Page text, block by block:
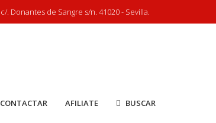
c/. Donantes de Sangre s/n. 41020 - Sevilla.
CONTACTAR AFILIATE BUSCAR